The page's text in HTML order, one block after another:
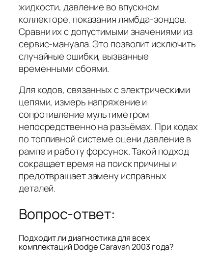
жидкости, давление во впускном
коллекторе, показания лямбда-зондов.
Сравни их с допустимыми значениями из
сервис-мануала. Это позволит исключить
случайные ошибки, вызванные
временными сбоями.
Для кодов, связанных с электрическими
цепями, измерь напряжение и
сопротивление мультиметром
непосредственно на разъёмах. При кодах
по топливной системе оцени давление в
рампе и работу форсунок. Такой подход
сокращает время на поиск причины и
предотвращает замену исправных
деталей.
Вопрос-ответ:
Подходит ли диагностика для всех
комплектаций Dodge Caravan 2003 года?